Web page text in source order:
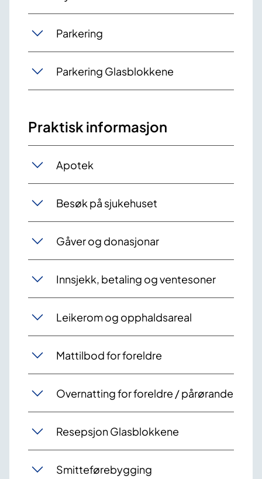
Parkering
Parkering Glasblokkene
Praktisk informasjon
Apotek
Besøk på sjukehuset
Gåver og donasjonar
Innsjekk, betaling og ventesoner
Leikerom og opphaldsareal
Mattilbod for foreldre
Overnatting for foreldre / pårørande
Resepsjon Glasblokkene
Smitteførebygging